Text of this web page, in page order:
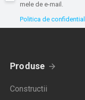
mele de e-mail.
Politica de
Produse
Constructii